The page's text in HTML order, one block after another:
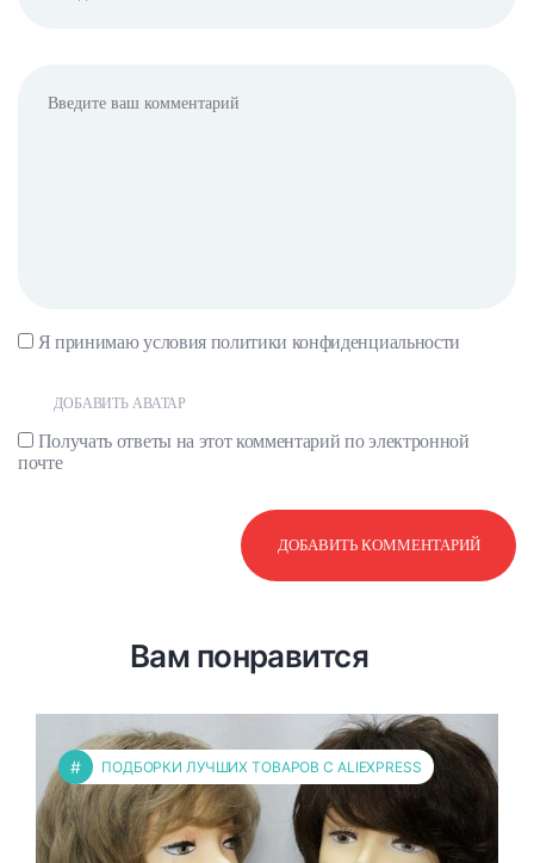
Я принимаю условия политики конфиденциальности
ДОБАВИТЬ АВАТАР
Получать ответы на этот комментарий по электронной
почте
Вам понравится
# ПОДБОРКИ ЛУЧШИХ ТОВАРОВ С ALIEXPRESS